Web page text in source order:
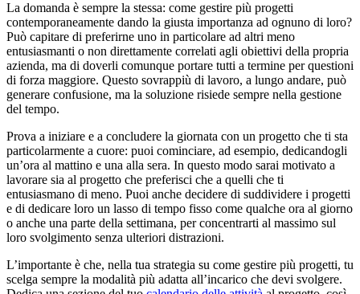
La domanda è sempre la stessa: come gestire più progetti
contemporaneamente dando la giusta importanza ad ognuno di loro?
Può capitare di preferirne uno in particolare ad altri meno
entusiasmanti o non direttamente correlati agli obiettivi della propria
azienda, ma di doverli comunque portare tutti a termine per questioni
di forza maggiore. Questo sovrappiù di lavoro, a lungo andare, può
generare confusione, ma la soluzione risiede sempre nella gestione
del tempo.
Prova a iniziare e a concludere la giornata con un progetto che ti sta
particolarmente a cuore: puoi cominciare, ad esempio, dedicandogli
un’ora al mattino e una alla sera. In questo modo sarai motivato a
lavorare sia al progetto che preferisci che a quelli che ti
entusiasmano di meno. Puoi anche decidere di suddividere i progetti
e di dedicare loro un lasso di tempo fisso come qualche ora al giorno
o anche una parte della settimana, per concentrarti al massimo sul
loro svolgimento senza ulteriori distrazioni.
L’importante è che, nella tua strategia su come gestire più progetti, tu
scelga sempre la modalità più adatta all’incarico che devi svolgere.